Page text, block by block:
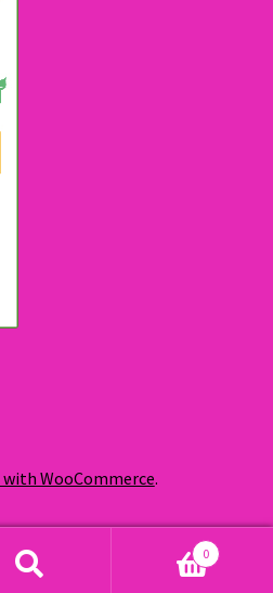
WooCommerce.
0